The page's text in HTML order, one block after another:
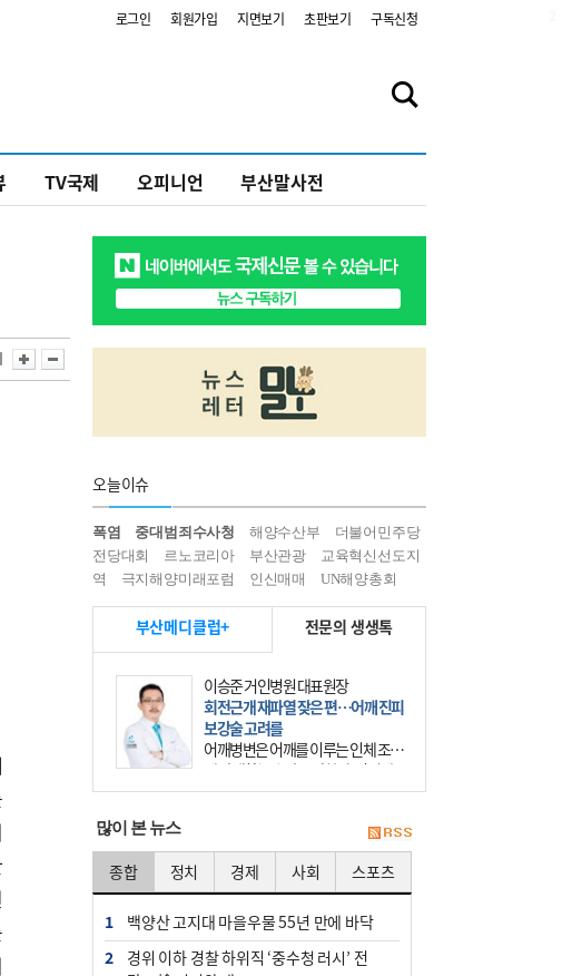
로그인 회원가입 지면보기 초판보기 구독신청
TV국제 오피니언 부산말사전
오늘이슈
폭염 중대범죄수사청 해양수산부
더불어민주당
전당대회
르노코리아 부산관광
교육혁신선도지
역
극지해양미래포럼 인신매매 UN해양총회
부산메디클럽+ 전문의 생생톡
이승준 거인병원 대표원장
회전근개 재파열 잦은 편…어깨 진피
보강술 고려를
어깨병변은 어깨를 이루는 인체 조직
에 발생하는 손상을 말한다. 여기에
는 오십견과 회전근개 증후군, 어깨
많이 본 뉴스
종합 정치 경제 사회 스포츠
1
백양산 고지대 마을우물 55년 만에 바닥
2
경위 이하 경찰 하위직 ‘중수청 러시’ 전